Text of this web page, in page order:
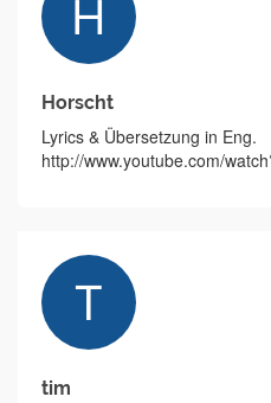
Horscht
Lyrics & Übersetzung in Eng.
http://www.youtube.com/
tim